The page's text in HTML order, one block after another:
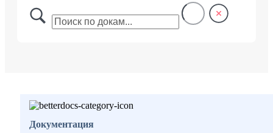
Документация